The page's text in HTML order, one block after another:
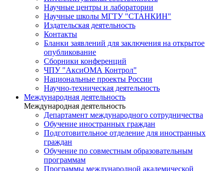
Научные центры и лаборатории
Научные школы МГТУ "СТАНКИН"
Издательская деятельность
Контакты
Бланки заявлений для заключения на открытое
опубликование
Сборники конференций
ЧПУ "АксиОМА Контрол"
Национальные проекты России
Научно-техническая деятельность
Международная деятельность
Международная деятельность
Департамент международного сотрудничества
Обучение иностранных граждан
Подготовительное отделение для иностранных
граждан
Обучение по совместным образовательным
программам
Программы международной академической